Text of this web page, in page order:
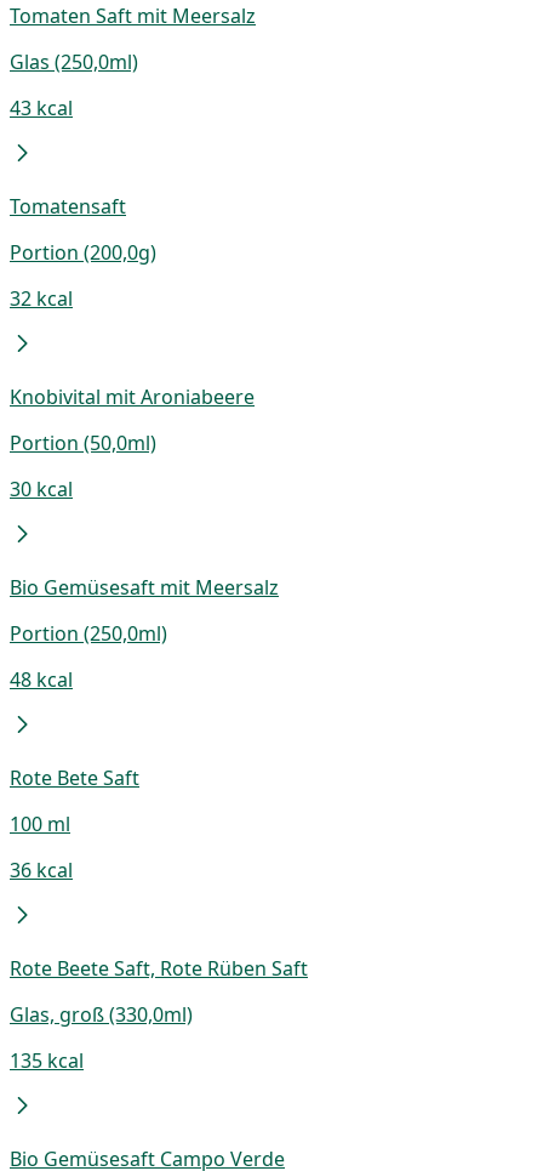
Tomaten Saft mit Meersalz
Glas (250,0ml)
43 kcal
Tomatensaft
Portion (200,0g)
32 kcal
Knobivital mit Aroniabeere
Portion (50,0ml)
30 kcal
Bio Gemüsesaft mit Meersalz
Portion (250,0ml)
48 kcal
Rote Bete Saft
100 ml
36 kcal
Rote Beete Saft, Rote Rüben Saft
Glas, groß (330,0ml)
135 kcal
Bio Gemüsesaft Campo Verde